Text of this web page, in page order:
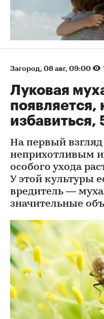
Загород⁠, 08 авг, 09:00
Луковая
появляется,
избавиться,
На первый
неприхотливым
особого ухода
У этой культуры
вредитель —
значительные